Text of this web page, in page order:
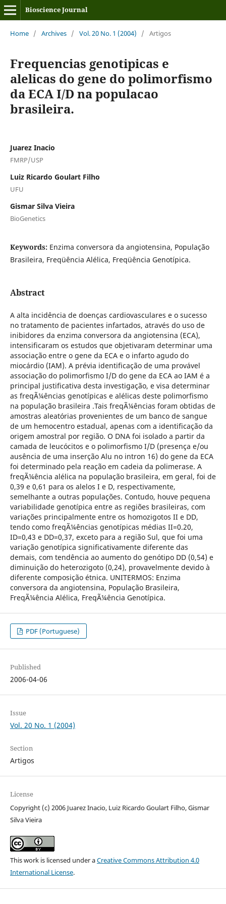
Bioscience Journal
Home / Archives / Vol. 20 No. 1 (2004) / Artigos
Frequencias genotipicas e
alelicas do gene do polimorfismo
da ECA I/D na populacao
brasileira.
Juarez Inacio
FMRP/USP
Luiz Ricardo Goulart Filho
UFU
Gismar Silva Vieira
BioGenetics
Keywords: Enzima conversora da angiotensina, População
Brasileira, Freqüência Alélica, Freqüência Genotípica.
Abstract
A alta incidência de doenças cardiovasculares e o sucesso
no tratamento de pacientes infartados, através do uso de
inibidores da enzima conversora da angiotensina (ECA),
intensificaram os estudos que objetivaram determinar uma
associação entre o gene da ECA e o infarto agudo do
miocárdio (IAM). A prévia identificação de uma provável
associação do polimorfismo I/D do gene da ECA ao IAM é a
principal justificativa desta investigação, e visa determinar
as freqÃ¼ências genotípicas e alélicas deste polimorfismo
na população brasileira .Tais freqÃ¼ências foram obtidas de
amostras aleatórias provenientes de um banco de sangue
de um hemocentro estadual, apenas com a identificação da
origem amostral por região. O DNA foi isolado a partir da
camada de leucócitos e o polimorfismo I/D (presença e/ou
ausência de uma inserção Alu no intron 16) do gene da ECA
foi determinado pela reação em cadeia da polimerase. A
freqÃ¼ência alélica na população brasileira, em geral, foi de
0,39 e 0,61 para os alelos I e D, respectivamente,
semelhante a outras populações. Contudo, houve pequena
variabilidade genotípica entre as regiões brasileiras, com
variações principalmente entre os homozigotos II e DD,
tendo como freqÃ¼ências genotípicas médias II=0.20,
ID=0,43 e DD=0,37, exceto para a região Sul, que foi uma
variação genotípica significativamente diferente das
demais, com tendência ao aumento do genótipo DD (0,54) e
diminuição do heterozigoto (0,24), provavelmente devido à
diferente composição étnica. UNITERMOS: Enzima
conversora da angiotensina, População Brasileira,
FreqÃ¼ência Alélica, FreqÃ¼ência Genotípica.
PDF (Portuguese)
Published
2006-04-06
Issue
Vol. 20 No. 1 (2004)
Section
Artigos
License
Copyright (c) 2006 Juarez Inacio, Luiz Ricardo Goulart Filho, Gismar
Silva Vieira
This work is licensed under aCreative Commons Attribution 4.0
International License.